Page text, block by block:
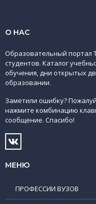
О НАС
Образовательный портал
студентов. Каталог
обучения, дни открытых
образовании.
Заметили ошибку?
нажмите комбинацию
сообщение. Спасибо!
МЕНЮ
ПРОФЕССИИ ВУЗОВ